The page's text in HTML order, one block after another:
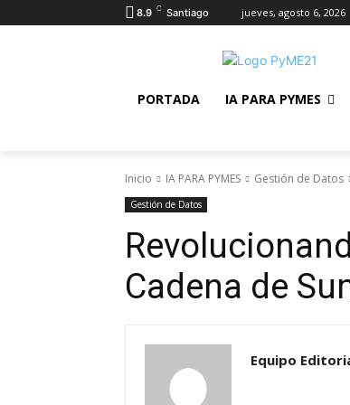
8.9 C Santiago jueves, agosto 6, 2026
PORTADA IA PARA PYMES
Inicio IA PARA PYMES Gestión de Datos
Gestión de Datos
Cadena de
Equipo